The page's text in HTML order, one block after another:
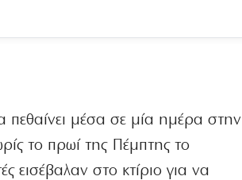
πεθαίνει μέσα σε μία ημέρα στην
το πρωί της Πέμπτης το
εισέβαλαν στο κτίριο για να